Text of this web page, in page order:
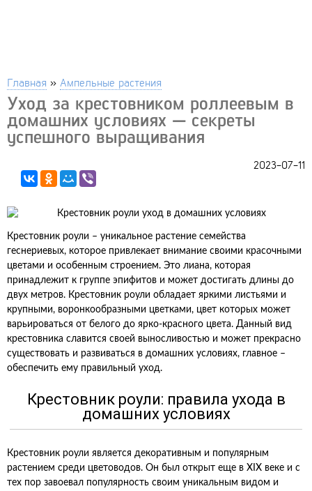
Главная » Ампельные растения
Уход за крестовником роллеевым в
домашних условиях — секреты
успешного выращивания
2023-07-11
Крестовник роули – уникальное растение семейства
геснериевых, которое привлекает внимание своими красочными
цветами и особенным строением. Это лиана, которая
принадлежит к группе эпифитов и может достигать длины до
двух метров. Крестовник роули обладает яркими листьями и
крупными, воронкообразными цветками, цвет которых может
варьироваться от белого до ярко-красного цвета. Данный вид
крестовника славится своей выносливостью и может прекрасно
существовать и развиваться в домашних условиях, главное –
обеспечить ему правильный уход.
Крестовник роули: правила ухода в
домашних условиях
Крестовник роули является декоративным и популярным
растением среди цветоводов. Он был открыт еще в XIX веке и с
тех пор завоевал популярность своим уникальным видом и